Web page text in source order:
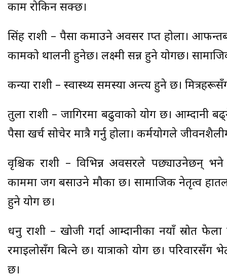
काम रोकिन सक्छ।
सिंह राशी – पैसा कमाउने अवसर प्राप्त होला।
कामको थालनी हुनेछ। लक्ष्मी प्रसन्न हुने योगछ।
कन्या राशी – स्वास्थ्य समस्या अन्त्य हुने छ।
तुला राशी – जागिरमा बढुवाको योग छ। आम्दानी
पैसा खर्च सोचेर मात्रै गर्नु होला। कर्मयोगले
वृश्चिक राशी – विभिन्न अवसरले पछ्याउनेछन् भने
काममा जग बसाउने मौका छ। सामाजिक नेतृत्व
हुने योग छ।
धनु राशी – खोजी गर्दा आम्दानीका नयाँ स्रोत फेला
रमाइलोसँग बित्ने छ। यात्राको योग छ। परिवारसँग
छ।